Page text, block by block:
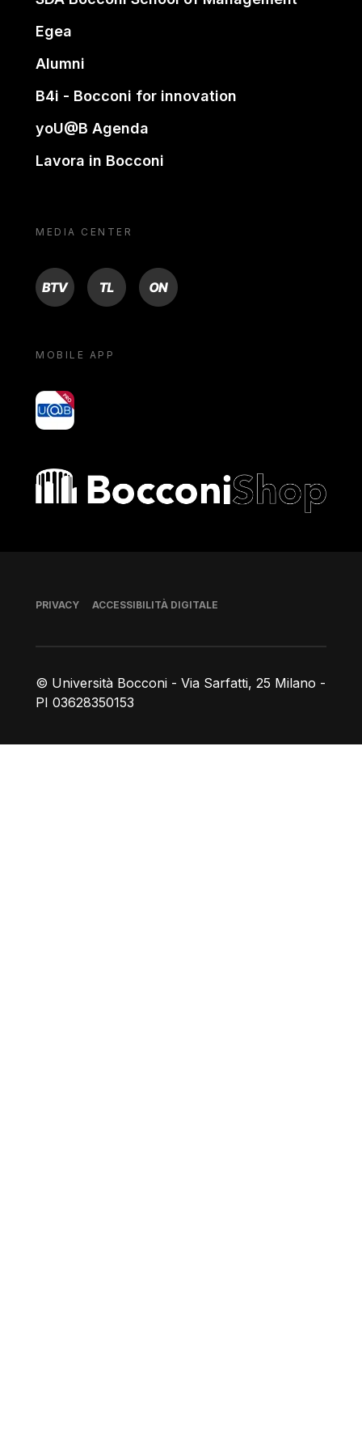
Egea
Alumni
B4i - Bocconi for innovation
yoU@B Agenda
Lavora in Bocconi
MEDIA CENTER
BTV TL ON
MOBILE APP
yoU@B
Bocconi shop
© Università Bocconi - Via Sarfatti, 25 Milano -
PI 03628350153
Piè di pagina
PRIVACY ACCESSIBILITÀ DIGITALE